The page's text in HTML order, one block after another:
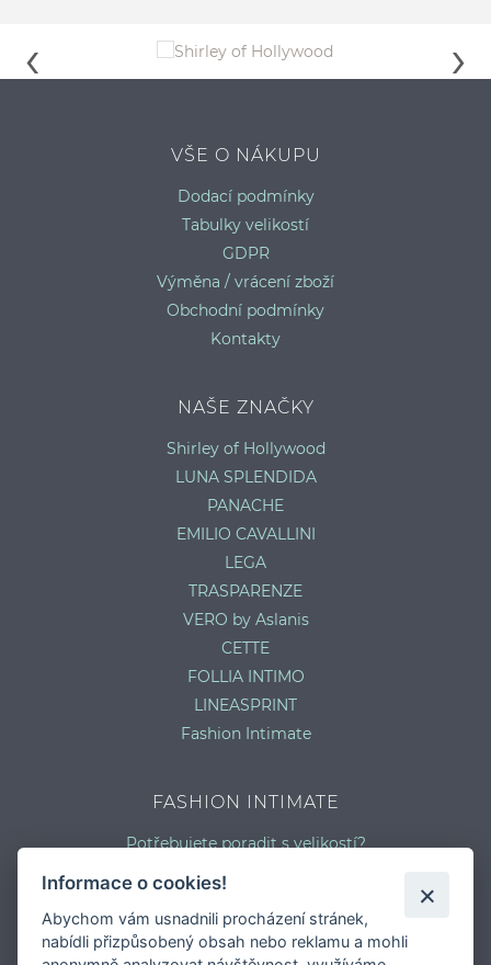
VŠE O NÁKUPU
Dodací podmínky
Tabulky velikostí
GDPR
Výměna / vrácení zboží
Obchodní podmínky
Kontakty
NAŠE ZNAČKY
Shirley of Hollywood
LUNA SPLENDIDA
PANACHE
EMILIO CAVALLINI
LEGA
TRASPARENZE
VERO by Aslanis
CETTE
FOLLIA INTIMO
LINEASPRINT
Fashion Intimate
FASHION INTIMATE
Potřebujete poradit s velikostí?
Jaký typ kalhotek je pro vás vhodný?
Typy podprsenek
Druhy plavek
Informace o cookies!
Abychom vám usnadnili procházení stránek,
nabídli přizpůsobený obsah nebo reklamu a mohli